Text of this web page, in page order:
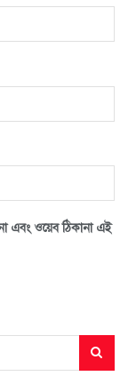
এবং ওয়েব ঠিকানা এই